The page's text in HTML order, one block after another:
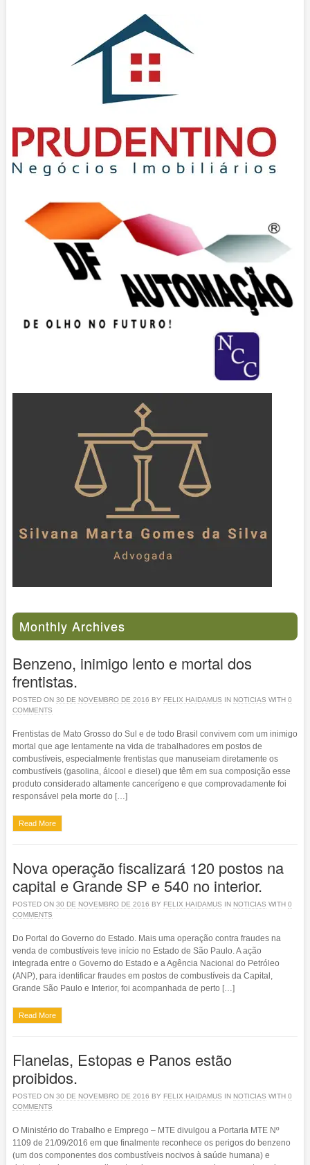
Monthly Archives
Benzeno, inimigo lento e mortal dos
frentistas.
POSTED ON 30 DE NOVEMBRO DE 2016 BY FELIX HAIDAMUS IN NOTICIAS WITH 0
COMMENTS
Frentistas de Mato Grosso do Sul e de todo Brasil convivem com um inimigo
mortal que age lentamente na vida de trabalhadores em postos de
combustíveis, especialmente frentistas que manuseiam diretamente os
combustíveis (gasolina, álcool e diesel) que têm em sua composição esse
produto considerado altamente cancerígeno e que comprovadamente foi
responsável pela morte do […]
Read More
Nova operação fiscalizará 120 postos na
capital e Grande SP e 540 no interior.
POSTED ON 30 DE NOVEMBRO DE 2016 BY FELIX HAIDAMUS IN NOTICIAS WITH 0
COMMENTS
Do Portal do Governo do Estado. Mais uma operação contra fraudes na
venda de combustíveis teve início no Estado de São Paulo. A ação
integrada entre o Governo do Estado e a Agência Nacional do Petróleo
(ANP), para identificar fraudes em postos de combustíveis da Capital,
Grande São Paulo e Interior, foi acompanhada de perto […]
Read More
Flanelas, Estopas e Panos estão
proibidos.
POSTED ON 30 DE NOVEMBRO DE 2016 BY FELIX HAIDAMUS IN NOTICIAS WITH 0
COMMENTS
O Ministério do Trabalho e Emprego – MTE divulgou a Portaria MTE Nº
1109 de 21/09/2016 em que finalmente reconhece os perigos do benzeno
(um dos componentes dos combustíveis nocivos à saúde humana) e